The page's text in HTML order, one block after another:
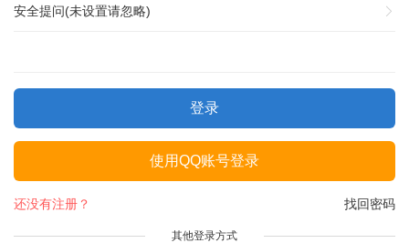
安全提问(未设置请忽略)
登录
使用QQ账号登录
找回密码
还没有注册？
其他登录方式